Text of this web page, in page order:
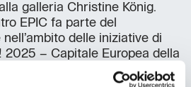
galleria Christine König.
EPIC fa parte del
delle iniziative di
2025 – Capitale Europea della